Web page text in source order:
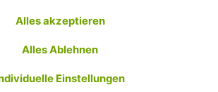
TRANSPARENZ
Facebook
TwitterInstagram